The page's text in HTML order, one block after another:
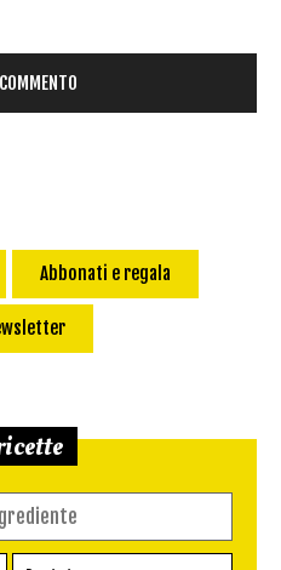
Abbonati e regala